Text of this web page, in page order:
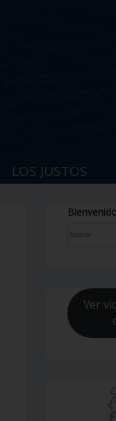
LOS JUSTOS
Ver